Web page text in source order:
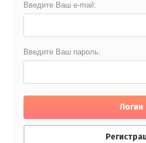
Введите Ваш e-mail:
Введите Ваш пароль:
Логин